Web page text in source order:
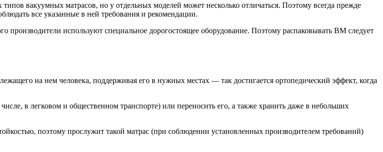
вакуумных матрасов, но у отдельных моделей может несколько отличаться. Поэтому всегда прежде
все указанные в ней требования и рекомендации.
производители используют специальное дорогостоящее оборудование. Поэтому распаковывать ВМ следует
на нем человека, поддерживая его в нужных местах — так достигается ортопедический эффект, когда
в легковом и общественном транспорте) или переносить его, а также хранить даже в небольших
поэтому прослужит такой матрас (при соблюдении установленных производителем требований)